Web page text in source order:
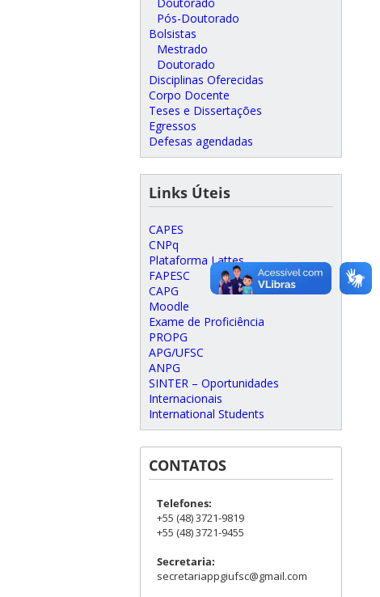
Pós-Doutorado
Bolsistas
Mestrado
Doutorado
Disciplinas Oferecidas
Corpo Docente
Teses e Dissertações
Egressos
Defesas agendadas
Links Úteis
CAPES
CNPq
Plataforma Lattes
FAPESC
CAPG
Moodle
Exame de Proficiência
PROPG
APG/UFSC
ANPG
SINTER – Oportunidades
Internacionais
International Students
CONTATOS
Telefones:
+55 (48) 3721-9819
+55 (48) 3721-9455
Secretaria:
secretariappgiufsc@gmail.com